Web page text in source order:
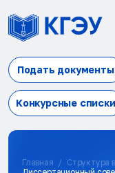
Подать документы
Конкурсные списки
Главная Структура